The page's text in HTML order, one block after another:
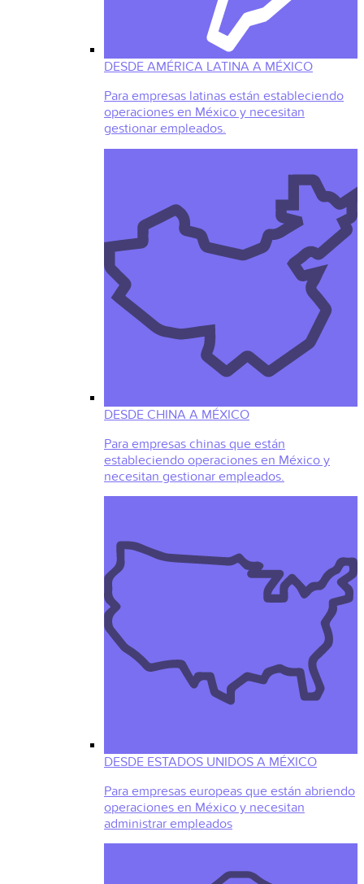
DESDE AMÉRICA LATINA A MÉXICO
Para empresas latinas están estableciendo
operaciones en México y necesitan
gestionar empleados.
DESDE CHINA A MÉXICO
Para empresas chinas que están
estableciendo operaciones en México y
necesitan gestionar empleados.
DESDE ESTADOS UNIDOS A MÉXICO
Para empresas europeas que están abriendo
operaciones en México y necesitan
administrar empleados